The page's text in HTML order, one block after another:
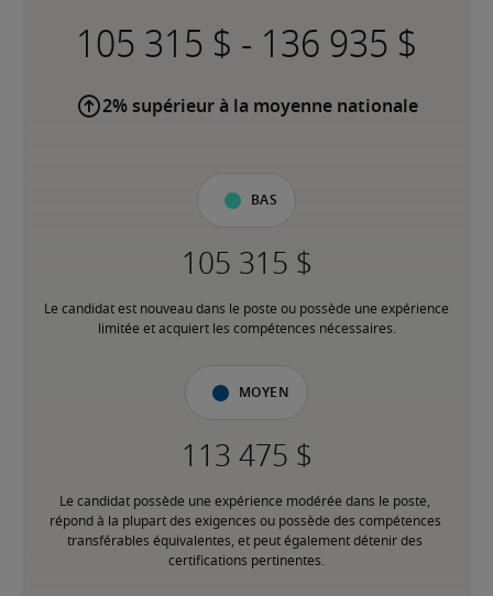
-
2% supérieur à la moyenne nationale
Bas
Le candidat est nouveau dans le poste ou possède une expérience
limitée et acquiert les compétences nécessaires.
Moyen
Le candidat possède une expérience modérée dans le poste,
répond à la plupart des exigences ou possède des compétences
transférables équivalentes, et peut également détenir des
certifications pertinentes.